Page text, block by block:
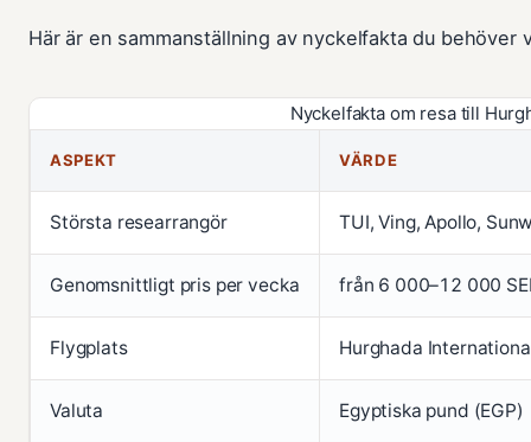
Här är en sammanställning av nyckelfakta du behöver
Nyckelfakta om resa till
ASPEKT VÄRDE
Största researrangör TUI, Ving, Apollo,
Genomsnittligt pris per vecka från 6 000–12 000
Flygplats Hurghada
Valuta Egyptiska pund (EGP)